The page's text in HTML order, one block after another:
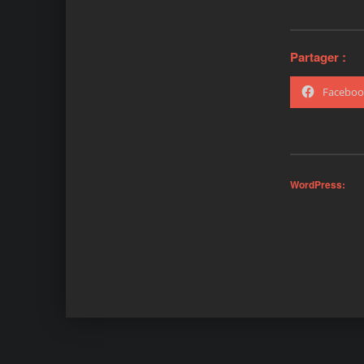
Partager :
WordPress: